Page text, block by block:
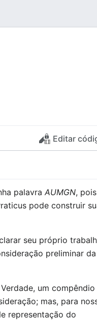
Editar
palavraAUMGN, pois
pode construir
seu próprio
preliminar da
um compêndio
mas, para
representação do